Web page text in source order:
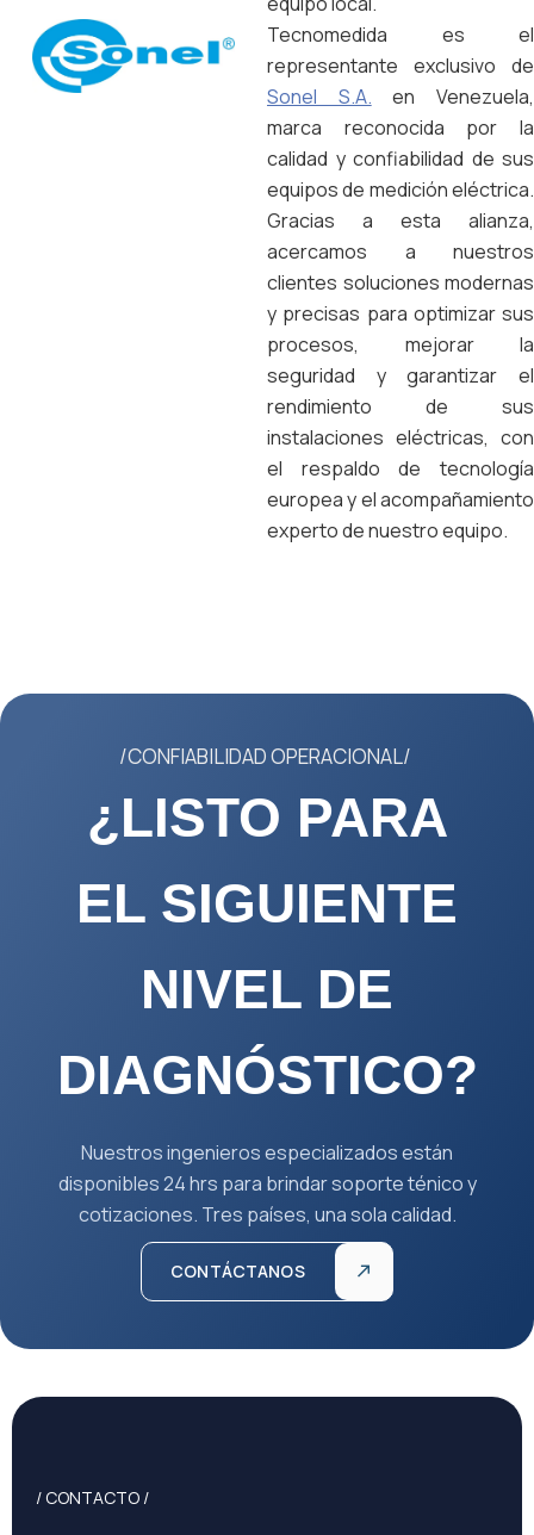
Tecnomedida es el
representante exclusivo de
Sonel S.A. en Venezuela,
marca reconocida por la
calidad y confiabilidad de sus
equipos de medición eléctrica.
Gracias a esta alianza,
acercamos a nuestros
clientes soluciones modernas
y precisas para optimizar sus
procesos, mejorar la
seguridad y garantizar el
rendimiento de sus
instalaciones eléctricas, con
el respaldo de tecnología
europea y el acompañamiento
experto de nuestro equipo.
/CONFIABILIDAD OPERACIONAL/
¿LISTO PARA
EL SIGUIENTE
NIVEL DE
DIAGNÓSTICO?
Nuestros ingenieros especializados están
disponibles 24 hrs para brindar soporte ténico y
cotizaciones. Tres países, una sola calidad.
CONTÁCTANOS
/ CONTACTO /